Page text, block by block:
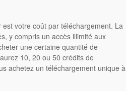
votre coût par téléchargement. La
y compris un accès illimité aux
une certaine quantité de
10, 20 ou 50 crédits de
achetez un téléchargement unique à